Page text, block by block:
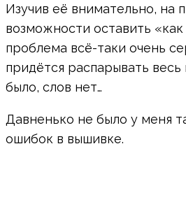
Изучив её внимательно, на
возможности оставить «как
проблема всё-таки очень
придётся распарывать весь
было, слов нет…
Давненько не было у меня
ошибок в вышивке.